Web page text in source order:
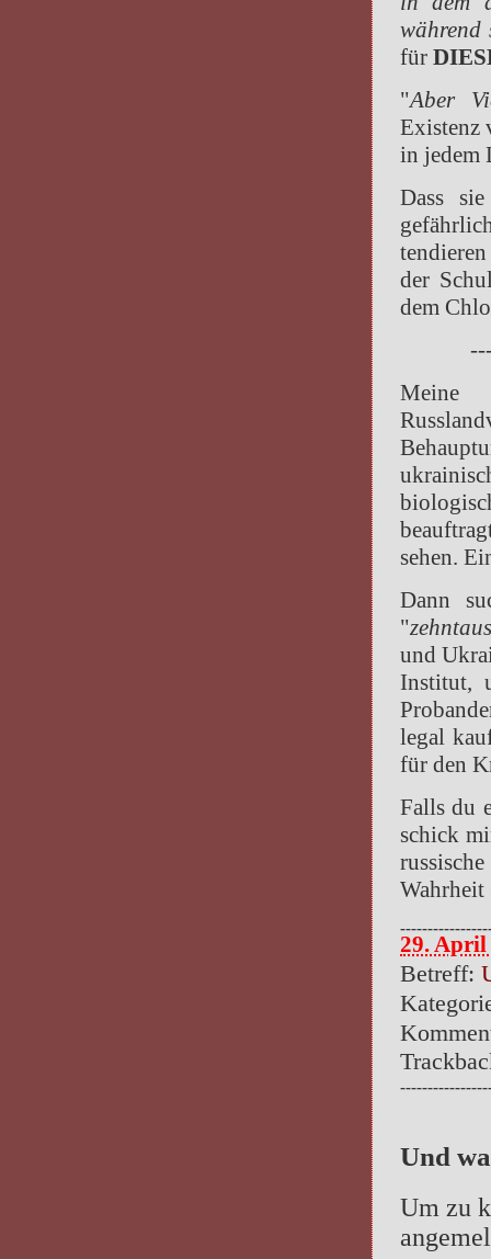
während
für
"Aber
Existenz
in jedem
Dass
der
dem
Meine
sehen.
Dann
"
und
Institut,
legal
für den
Falls du
schick
Wahrheit
29. April
Betreff:
Und
Um zu